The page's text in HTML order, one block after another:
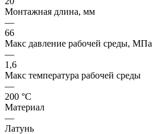
Монтажная длина, мм
—
66
Макс давление рабочей среды, МПа
—
1,6
Макс температура рабочей среды
—
200 °С
Материал
—
Латунь